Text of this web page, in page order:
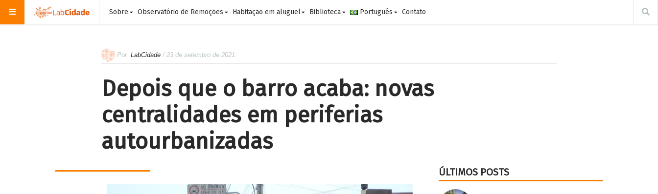
Sobre Observatório de Remoções Habitação em aluguel Biblioteca Português Contato
Por LabCidade / 23 de setembro de 2021
Depois que o barro acaba: novas
centralidades em periferias
autourbanizadas
ÚLTIMOS POSTS